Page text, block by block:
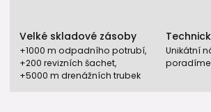
Velké skladové zásoby
+1000 m odpadního potrubí,
+200 revizních šachet,
+5000 m drenážních trubek
Unikátní